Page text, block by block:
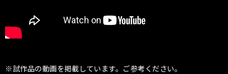
※試作品の動画を掲載しています。ご参考ください。